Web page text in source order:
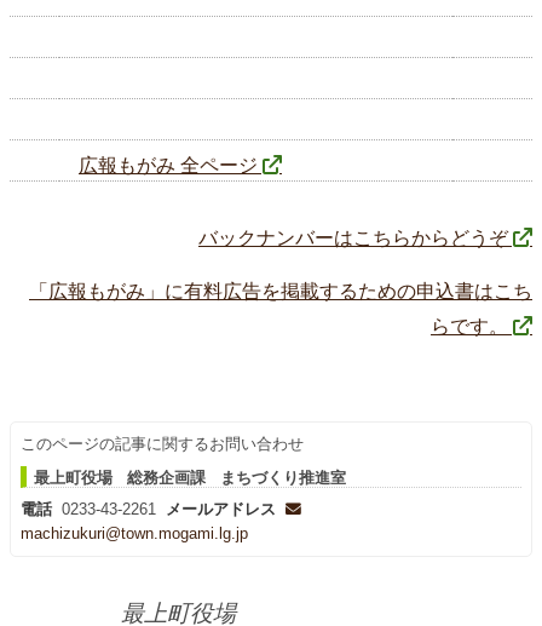
広報もがみ 全ページ
バックナンバーはこちらからどうぞ
「広報もがみ」に有料広告を掲載するための申込書はこち
らです。
このページの記事に関するお問い合わせ
最上町役場 総務企画課 まちづくり推進室
電話 0233-43-2261
メールアドレス
machizukuri@town.mogami.lg.jp
最上町役場